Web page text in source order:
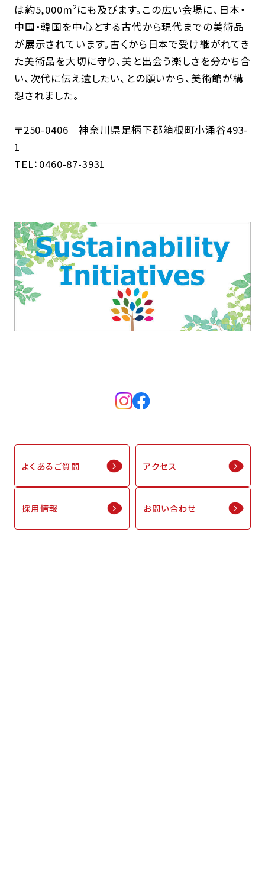
は約5,000m²にも及びます。この広い会場に、日本・
中国・韓国を中心とする古代から現代までの美術品
が展示されています。古くから日本で受け継がれてき
た美術品を大切に守り、美と出会う楽しさを分かち合
い、次代に伝え遺したい、との願いから、美術館が構
想されました。
〒250-0406 神奈川県足柄下郡箱根町小涌谷493-
1
TEL：0460-87-3931
よくあるご質問 アクセス
採用情報 お問い合わせ